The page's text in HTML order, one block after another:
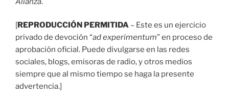
[REPRODUCCIÓN PERMITIDA – Este es un ejercicio
privado de devoción “ad experimentum” en proceso de
aprobación oficial. Puede divulgarse en las redes
sociales, blogs, emisoras de radio, y otros medios
siempre que al mismo tiempo se haga la presente
advertencia.]